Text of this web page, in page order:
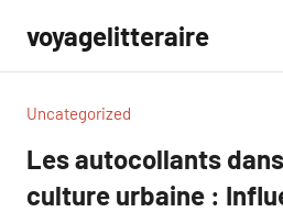
contenu
voyagelitteraire
Uncategorized
Les autocollants
culture urbaine :